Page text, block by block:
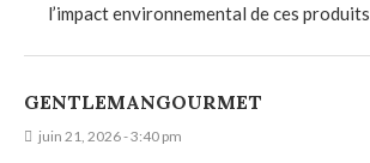
l’impact environnemental de ces produits.
GENTLEMANGOURMET
juin 21, 2026 - 3:40 pm